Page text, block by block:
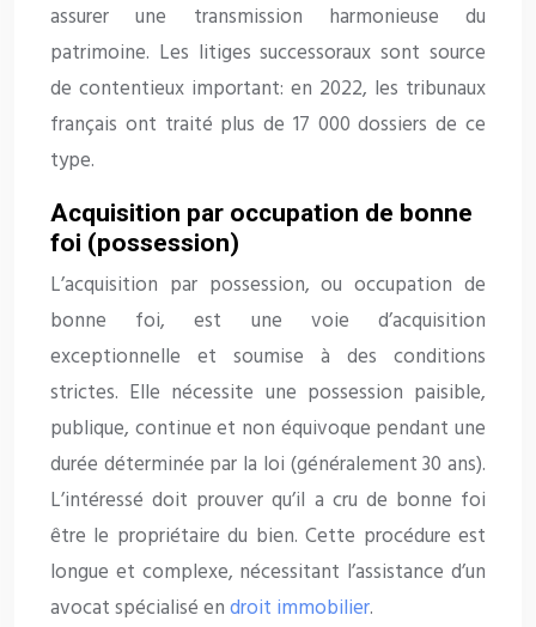
assurer une transmission harmonieuse du
patrimoine. Les litiges successoraux sont source
de contentieux important: en 2022, les tribunaux
français ont traité plus de 17 000 dossiers de ce
type.
Acquisition par occupation de bonne
foi (possession)
L’acquisition par possession, ou occupation de
bonne foi, est une voie d’acquisition
exceptionnelle et soumise à des conditions
strictes. Elle nécessite une possession paisible,
publique, continue et non équivoque pendant une
durée déterminée par la loi (généralement 30 ans).
L’intéressé doit prouver qu’il a cru de bonne foi
être le propriétaire du bien. Cette procédure est
longue et complexe, nécessitant l’assistance d’un
avocat spécialisé endroit immobilier.